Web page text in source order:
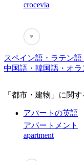
crocevia
♥
スペイン語・ラテン
中国語・韓国語・オ
「都市・建物」に関
アパートの英語
アパートメント
apartment